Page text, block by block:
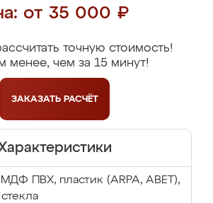
от 35 000 ₽
точную стоимость!
менее, чем за 15 минут!
ЗАКАЗАТЬ РАСЧЁТ
ПВХ, пластик (ARPA, ABET),